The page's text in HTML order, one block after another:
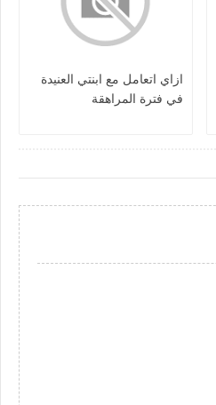
ازاي اتعامل مع ابنتي العنيدة
في فترة المراهقة